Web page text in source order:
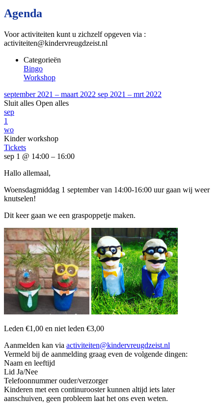
Agenda
Voor activiteiten kunt u zichzelf opgeven via :
activiteiten@kindervreugdzeist.nl
Categorieën
Bingo
Workshop
september 2021 – maart 2022 sep 2021 – mrt 2022
Sluit alles Open alles
sep
1
wo
Kinder workshop
Tickets
sep 1 @ 14:00 – 16:00
Hallo allemaal,
Woensdagmiddag 1 september van 14:00-16:00 uur gaan wij weer
knutselen!
Dit keer gaan we een graspoppetje maken.
Leden €1,00 en niet leden €3,00
Aanmelden kan via activiteiten@kindervreugdzeist.nl
Vermeld bij de aanmelding graag even de volgende dingen:
Naam en leeftijd
Lid Ja/Nee
Telefoonnummer ouder/verzorger
Kinderen met een continurooster kunnen altijd iets later
aanschuiven, geen probleem laat het ons even weten.